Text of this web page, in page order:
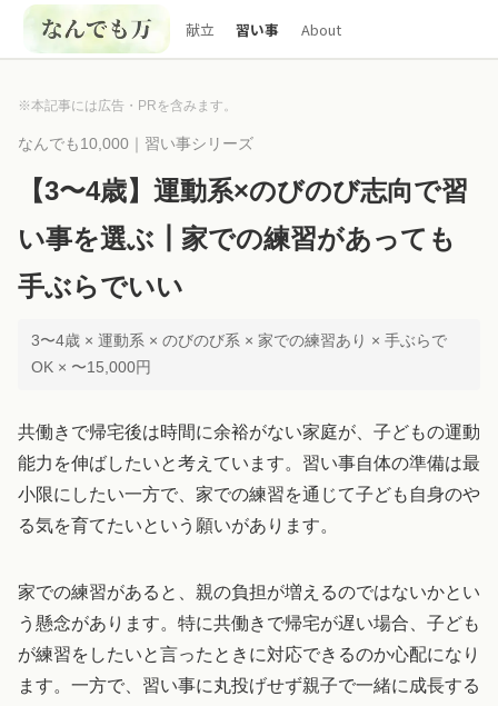
献立 習い事 About
※本記事には広告・PRを含みます。
なんでも10,000｜習い事シリーズ
【3〜4歳】運動系×のびのび志向で習
い事を選ぶ┃家での練習があっても
手ぶらでいい
3〜4歳 × 運動系 × のびのび系 × 家での練習あり × 手ぶらで
OK × 〜15,000円
共働きで帰宅後は時間に余裕がない家庭が、子どもの運動
能力を伸ばしたいと考えています。習い事自体の準備は最
小限にしたい一方で、家での練習を通じて子ども自身のや
る気を育てたいという願いがあります。
家での練習があると、親の負担が増えるのではないかとい
う懸念があります。特に共働きで帰宅が遅い場合、子ども
が練習をしたいと言ったときに対応できるのか心配になり
ます。一方で、習い事に丸投げせず親子で一緒に成長する